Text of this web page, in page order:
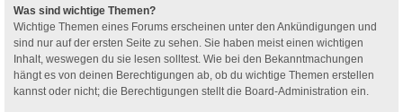
Was sind wichtige Themen?
Wichtige Themen eines Forums erscheinen unter den Ankündigungen und
sind nur auf der ersten Seite zu sehen. Sie haben meist einen wichtigen
Inhalt, weswegen du sie lesen solltest. Wie bei den Bekanntmachungen
hängt es von deinen Berechtigungen ab, ob du wichtige Themen erstellen
kannst oder nicht; die Berechtigungen stellt die Board-Administration ein.